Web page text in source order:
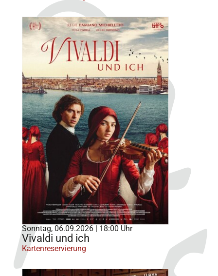
Sonntag, 06.09.2026 | 18:00 Uhr
Vivaldi und ich
Kartenreservierung